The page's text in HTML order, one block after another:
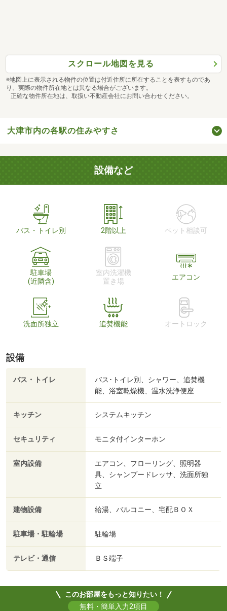
スクロール地図を見る
※地図上に表示される物件の位置は付近住所に所在することを表すものであ
り、実際の物件所在地とは異なる場合がございます。
正確な物件所在地は、取扱い不動産会社にお問い合わせください。
大津市内の各駅の住みやすさ
設備など
バス・トイレ別 2階以上 ペット相談可
駐車場
(近隣含)
室内洗濯機
置き場
エアコン
洗面所独立 追焚機能 オートロック
設備
バス・トイレ
バス･トイレ別、シャワー、追焚機
能、浴室乾燥機、温水洗浄便座
キッチン システムキッチン
セキュリティ モニタ付インターホン
室内設備
エアコン、フローリング、照明器
具、シャンプードレッサ、洗面所独
立
建物設備 給湯、バルコニー、宅配ＢＯＸ
駐車場・駐輪場 駐輪場
テレビ・通信 ＢＳ端子
このお部屋をもっと知りたい！
無料・簡単入力2項目